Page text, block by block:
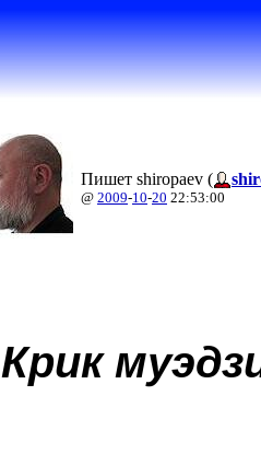
Пишет shiropaev (
@ 2009-10-20 22:53:00
Крик